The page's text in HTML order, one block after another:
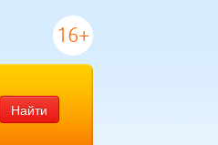
16+
Найти